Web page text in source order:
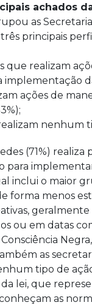
achados
as
principais
que realizam
implementação
ações de
nenhum
(71%) realiza
para
inclui o maior
forma menos
geralmente
ou em datas
as
tipo de
lei, que
as